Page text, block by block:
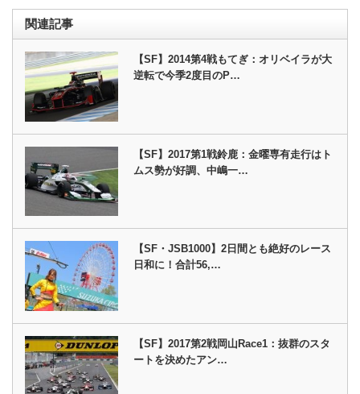
関連記事
【SF】2014第4戦もてぎ：オリベイラが大
逆転で今季2度目のP…
【SF】2017第1戦鈴鹿：金曜専有走行はト
ムス勢が好調、中嶋一…
【SF・JSB1000】2日間とも絶好のレース
日和に！合計56,…
【SF】2017第2戦岡山Race1：抜群のスタ
ートを決めたアン…